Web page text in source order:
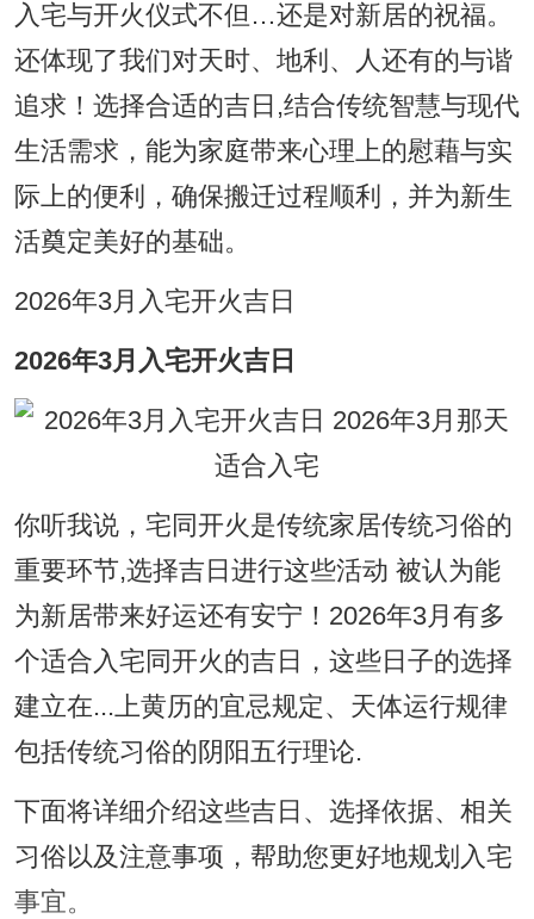
入宅与开火仪式不但…还是对新居的祝福。
还体现了我们对天时、地利、人还有的与谐
追求！选择合适的吉日,结合传统智慧与现代
生活需求，能为家庭带来心理上的慰藉与实
际上的便利，确保搬迁过程顺利，并为新生
活奠定美好的基础。
2026年3月入宅开火吉日
2026年3月入宅开火吉日
你听我说，宅同开火是传统家居传统习俗的
重要环节,选择吉日进行这些活动 被认为能
为新居带来好运还有安宁！2026年3月有多
个适合入宅同开火的吉日，这些日子的选择
建立在...上黄历的宜忌规定、天体运行规律
包括传统习俗的阴阳五行理论.
下面将详细介绍这些吉日、选择依据、相关
习俗以及注意事项，帮助您更好地规划入宅
事宜。